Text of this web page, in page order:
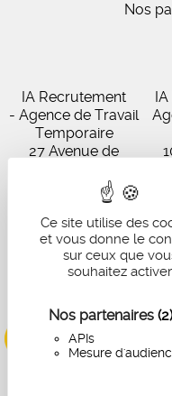
Ce site utilise des
et vous donne le
sur ceux que
souhaitez activer
Nos partenaires (2)
APIs
Mesure
Nos
IA Recrutement
- Agence de Travail
Temporaire
27 Avenue de
Artigues-près-
Bordeaux
05 56 67 48 57
Offres d'emploi -
Recrutement -
Placement